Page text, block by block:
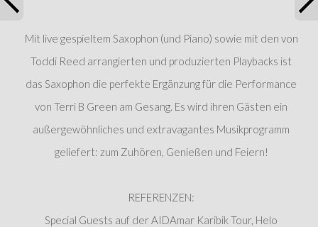
Mit live gespieltem Saxophon (und Piano) sowie mit den von
Toddi Reed arrangierten und produzierten Playbacks ist
das Saxophon die perfekte Ergänzung für die Performance
von Terri B Green am Gesang. Es wird ihren Gästen ein
außergewöhnliches und extravagantes Musikprogramm
geliefert: zum Zuhören, Genießen und Feiern!
REFERENZEN:
Special Guests auf der AIDAmar Karibik Tour, Helo